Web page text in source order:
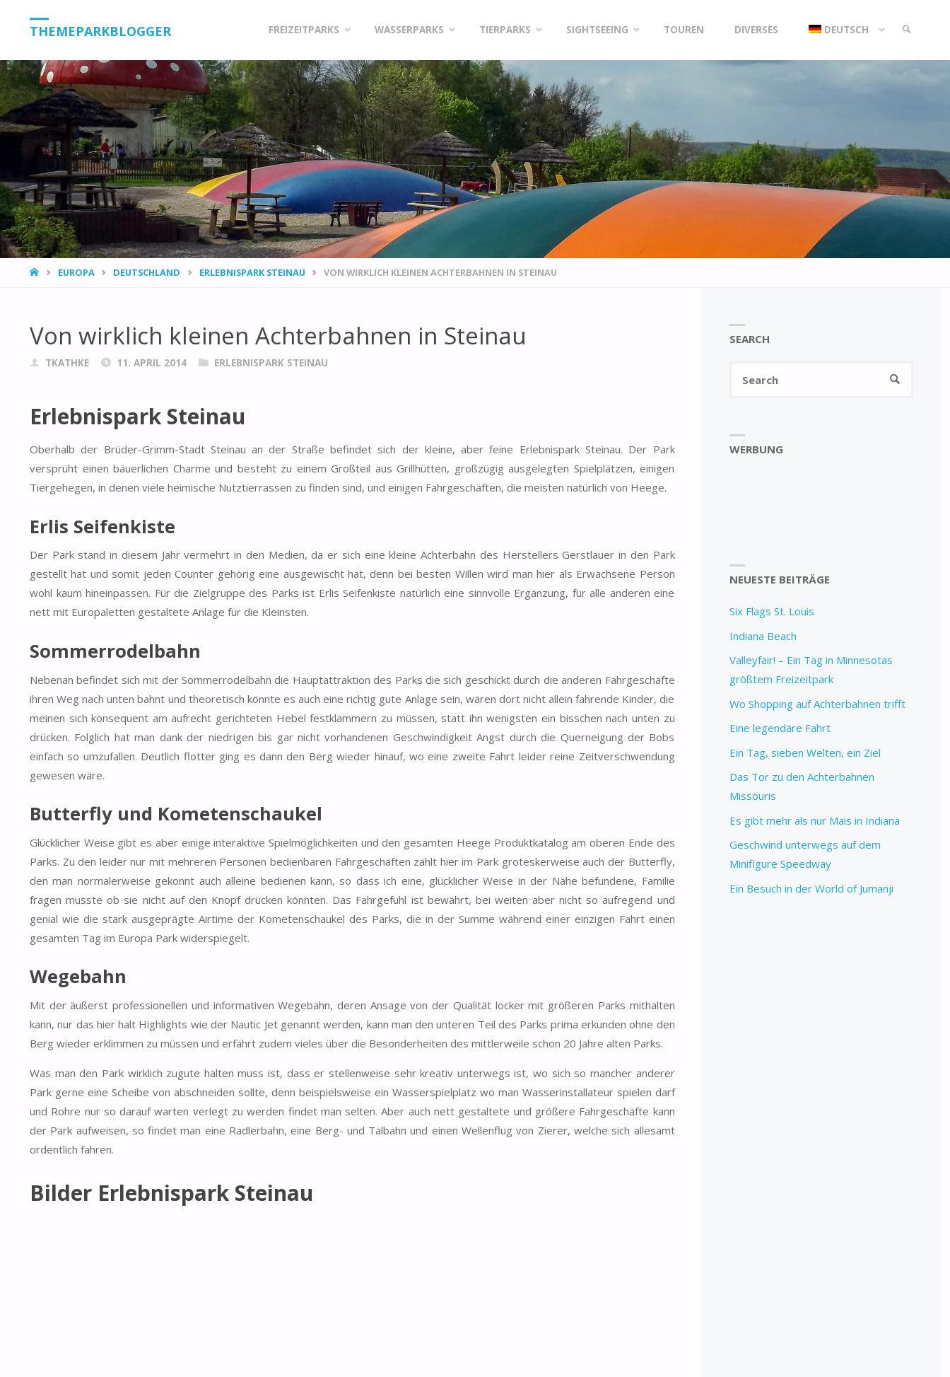
THEMEPARKBLOGGER
content
FREIZEITPARKS WASSERPARKS TIERPARKS SIGHTSEEING TOUREN DIVERSES DEUTSCH
HOMEEUROPA DEUTSCHLAND ERLEBNISPARK STEINAU VON WIRKLICH KLEINEN ACHTERBAHNEN IN STEINAU
Von wirklich kleinen Achterbahnen in Steinau
TKATHKE 11. APRIL 2014 ERLEBNISPARK STEINAU
Erlebnispark Steinau
Oberhalb der Brüder-Grimm-Stadt Steinau an der Straße befindet sich der kleine, aber feine Erlebnispark Steinau. Der Park
versprüht einen bäuerlichen Charme und besteht zu einem Großteil aus Grillhütten, großzügig ausgelegten Spielplätzen, einigen
Tiergehegen, in denen viele heimische Nutztierrassen zu finden sind, und einigen Fahrgeschäften, die meisten natürlich von Heege.
Erlis Seifenkiste
Der Park stand in diesem Jahr vermehrt in den Medien, da er sich eine kleine Achterbahn des Herstellers Gerstlauer in den Park
gestellt hat und somit jeden Counter gehörig eine ausgewischt hat, denn bei besten Willen wird man hier als Erwachsene Person
wohl kaum hineinpassen. Für die Zielgruppe des Parks ist Erlis Seifenkiste natürlich eine sinnvolle Ergänzung, für alle anderen eine
nett mit Europaletten gestaltete Anlage für die Kleinsten.
Sommerrodelbahn
Nebenan befindet sich mit der Sommerrodelbahn die Hauptattraktion des Parks die sich geschickt durch die anderen Fahrgeschäfte
ihren Weg nach unten bahnt und theoretisch könnte es auch eine richtig gute Anlage sein, wären dort nicht allein fahrende Kinder, die
meinen sich konsequent am aufrecht gerichteten Hebel festklammern zu müssen, statt ihn wenigsten ein bisschen nach unten zu
drücken. Folglich hat man dank der niedrigen bis gar nicht vorhandenen Geschwindigkeit Angst durch die Querneigung der Bobs
einfach so umzufallen. Deutlich flotter ging es dann den Berg wieder hinauf, wo eine zweite Fahrt leider reine Zeitverschwendung
gewesen wäre.
Butterfly und Kometenschaukel
Glücklicher Weise gibt es aber einige interaktive Spielmöglichkeiten und den gesamten Heege Produktkatalog am oberen Ende des
Parks. Zu den leider nur mit mehreren Personen bedienbaren Fahrgeschäften zählt hier im Park groteskerweise auch der Butterfly,
den man normalerweise gekonnt auch alleine bedienen kann, so dass ich eine, glücklicher Weise in der Nähe befundene, Familie
fragen musste ob sie nicht auf den Knopf drücken könnten. Das Fahrgefühl ist bewährt, bei weiten aber nicht so aufregend und
genial wie die stark ausgeprägte Airtime der Kometenschaukel des Parks, die in der Summe während einer einzigen Fahrt einen
gesamten Tag im Europa Park widerspiegelt.
Wegebahn
Mit der äußerst professionellen und informativen Wegebahn, deren Ansage von der Qualität locker mit größeren Parks mithalten
kann, nur das hier halt Highlights wie der Nautic Jet genannt werden, kann man den unteren Teil des Parks prima erkunden ohne den
Berg wieder erklimmen zu müssen und erfährt zudem vieles über die Besonderheiten des mittlerweile schon 20 Jahre alten Parks.
Was man den Park wirklich zugute halten muss ist, dass er stellenweise sehr kreativ unterwegs ist, wo sich so mancher anderer
Park gerne eine Scheibe von abschneiden sollte, denn beispielsweise ein Wasserspielplatz wo man Wasserinstallateur spielen darf
und Rohre nur so darauf warten verlegt zu werden findet man selten. Aber auch nett gestaltete und größere Fahrgeschäfte kann
der Park aufweisen, so findet man eine Radlerbahn, eine Berg- und Talbahn und einen Wellenflug von Zierer, welche sich allesamt
ordentlich fahren.
Bilder Erlebnispark Steinau
SEARCH
SEARCH
WERBUNG
NEUESTE BEITRÄGE
Six Flags St. Louis
Indiana Beach
Valleyfair! – Ein Tag in Minnesotas
größtem Freizeitpark
Wo Shopping auf Achterbahnen trifft
Eine legendäre Fahrt
Ein Tag, sieben Welten, ein Ziel
Das Tor zu den Achterbahnen
Missouris
Es gibt mehr als nur Mais in Indiana
Geschwind unterwegs auf dem
Minifigure Speedway
Ein Besuch in der World of Jumanji